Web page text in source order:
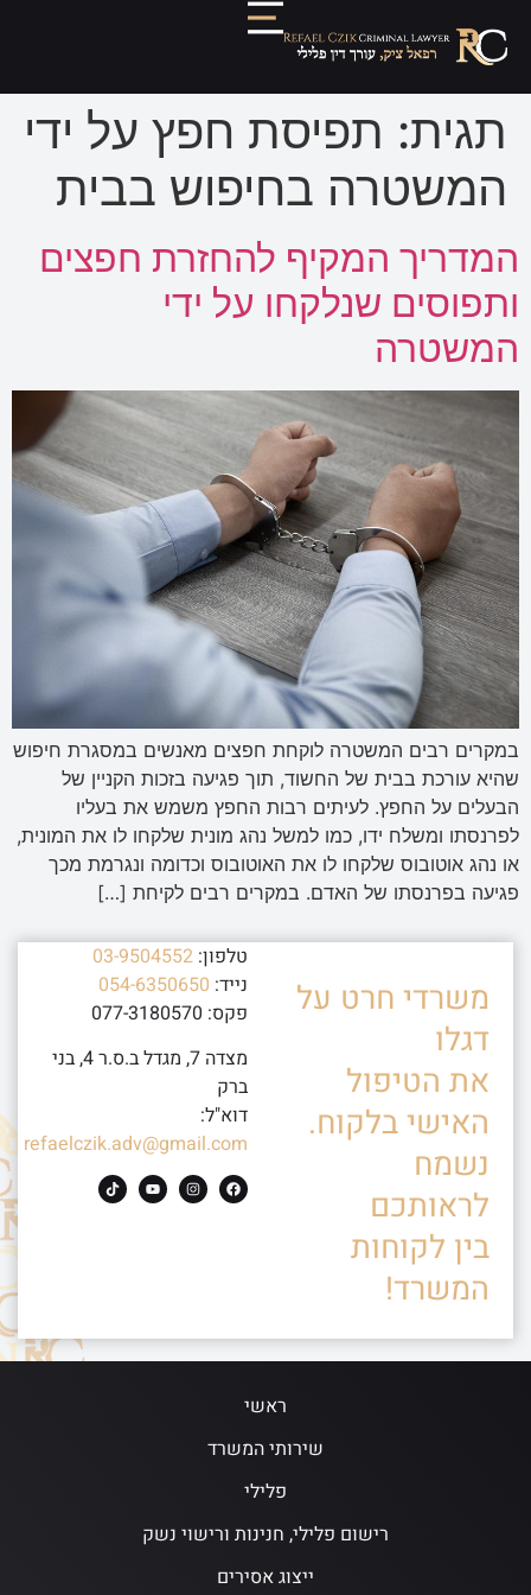
תגית: תפיסת חפץ על ידי
המשטרה בחיפוש בבית
המדריך המקיף להחזרת חפצים
ותפוסים שנלקחו על ידי
המשטרה
במקרים רבים המשטרה לוקחת חפצים מאנשים במסגרת חיפוש
שהיא עורכת בבית של החשוד, תוך פגיעה בזכות הקניין של
הבעלים על החפץ. לעיתים רבות החפץ משמש את בעליו
לפרנסתו ומשלח ידו, כמו למשל נהג מונית שלקחו לו את המונית,
או נהג אוטובוס שלקחו לו את האוטובוס וכדומה ונגרמת מכך
פגיעה בפרנסתו של האדם. במקרים רבים לקיחת […]
משרדי חרט על
דגלו
את הטיפול
האישי בלקוח.
נשמח
לראותכם
בין לקוחות
המשרד!
טלפון: 03-9504552
נייד: 054-6350650
פקס: 077-3180570
מצדה 7, מגדל ב.ס.ר 4, בני
ברק
דוא"ל:
refaelczik.adv@gmail.com
ראשי
שירותי המשרד
פלילי
רישום פלילי, חנינות ורישוי נשק
ייצוג אסירים